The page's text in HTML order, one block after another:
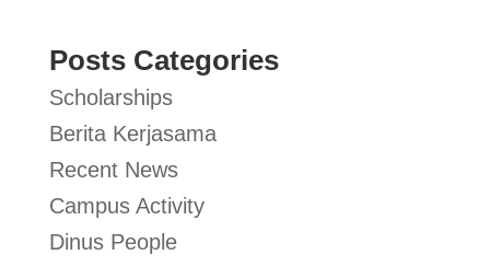
Posts Categories
Scholarships
Berita Kerjasama
Recent News
Campus Activity
Dinus People